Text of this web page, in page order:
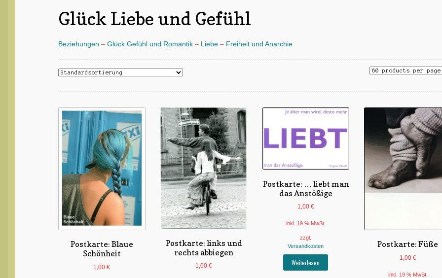
Glück Liebe und Gefühl
Beziehungen –Glück Gefühl und Romantik – Liebe – Freiheit und Anarchie
Postkarte: Blaue
Schönheit
1,00€
Postkarte: links und
rechts abbiegen
1,00€
Postkarte: … liebt man
das Anstößige
1,00 €
inkl. 19 % MwSt.
zzgl.
Versandkosten
Weiterlesen
Postkarte: Füße
1,00 €
inkl. 19 % MwSt.